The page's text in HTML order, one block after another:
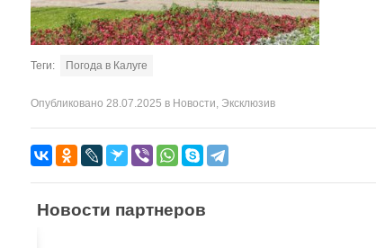
Теги: Погода в Калуге
Опубликовано 28.07.2025 в Новости Эксклюзив
Новости партнеров